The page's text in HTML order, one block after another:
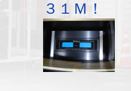
３１Ｍ！